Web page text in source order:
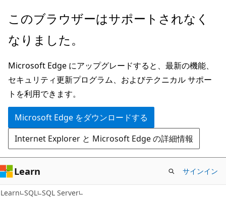
メ
ン
ン
テ
ン
ツ
に
ス
キ
ッ
プ
このブラウザーはサポートされなく
なりました。
Microsoft Edge にアップグレードすると、最新の機能、
セキュリティ更新プログラム、およびテクニカル サポー
トを利用できます。
Microsoft Edge をダウンロードする
Internet Explorer と Microsoft Edge の詳細情報
Learn サインイン
Learn SQL SQL Server